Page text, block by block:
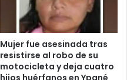
Mujer fue asesinada tras
resistirse al robo de su
motocicleta y deja cuatro
hijos huérfanos en Ypané